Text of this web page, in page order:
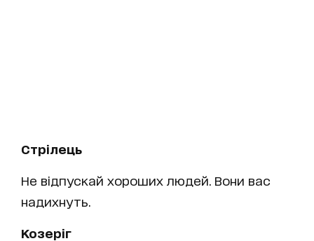
Стрілець
Не відпускай хороших людей. Вони вас
надихнуть.
Козеріг